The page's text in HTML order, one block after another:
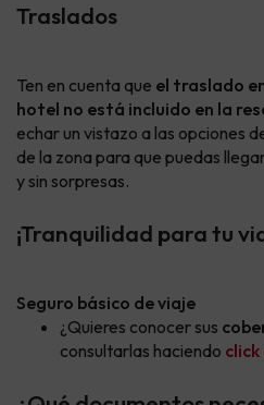
Traslados
Ten en cuenta que el traslado
hotel no está incluido en la
echar un vistazo a las opciones
de la zona para que puedas
y sin sorpresas.
¡Tranquilidad para tu
Seguro básico de viaje
¿Quieres conocer sus
consultarlas haciendo